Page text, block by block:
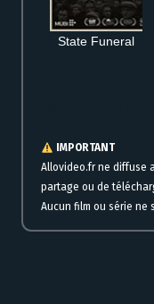
State Funeral
IMPORTANT
Allovideo.fr ne diffuse
partage ou de
Aucun film ou série ne